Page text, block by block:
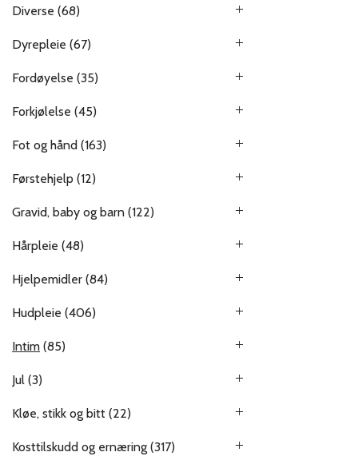
Diverse (68)
Dyrepleie (67)
Fordøyelse (35)
Forkjølelse (45)
Fot og hånd (163)
Førstehjelp (12)
Gravid, baby og barn (122)
Hårpleie (48)
Hjelpemidler (84)
Hudpleie (406)
Intim (85)
Jul (3)
Kløe, stikk og bitt (22)
Kosttilskudd og ernæring (317)